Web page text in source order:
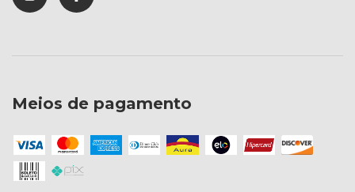
Meios de pagamento